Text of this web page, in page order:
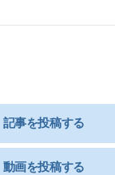
記事を投稿する
動画を投稿する